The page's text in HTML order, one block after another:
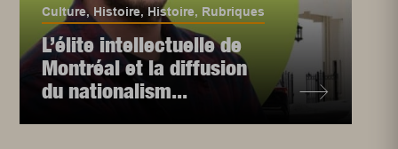
Culture, Histoire,Histoire, Rubriques
L’élite intellectuelle de
Montréal et la diffusion
du nationalism...